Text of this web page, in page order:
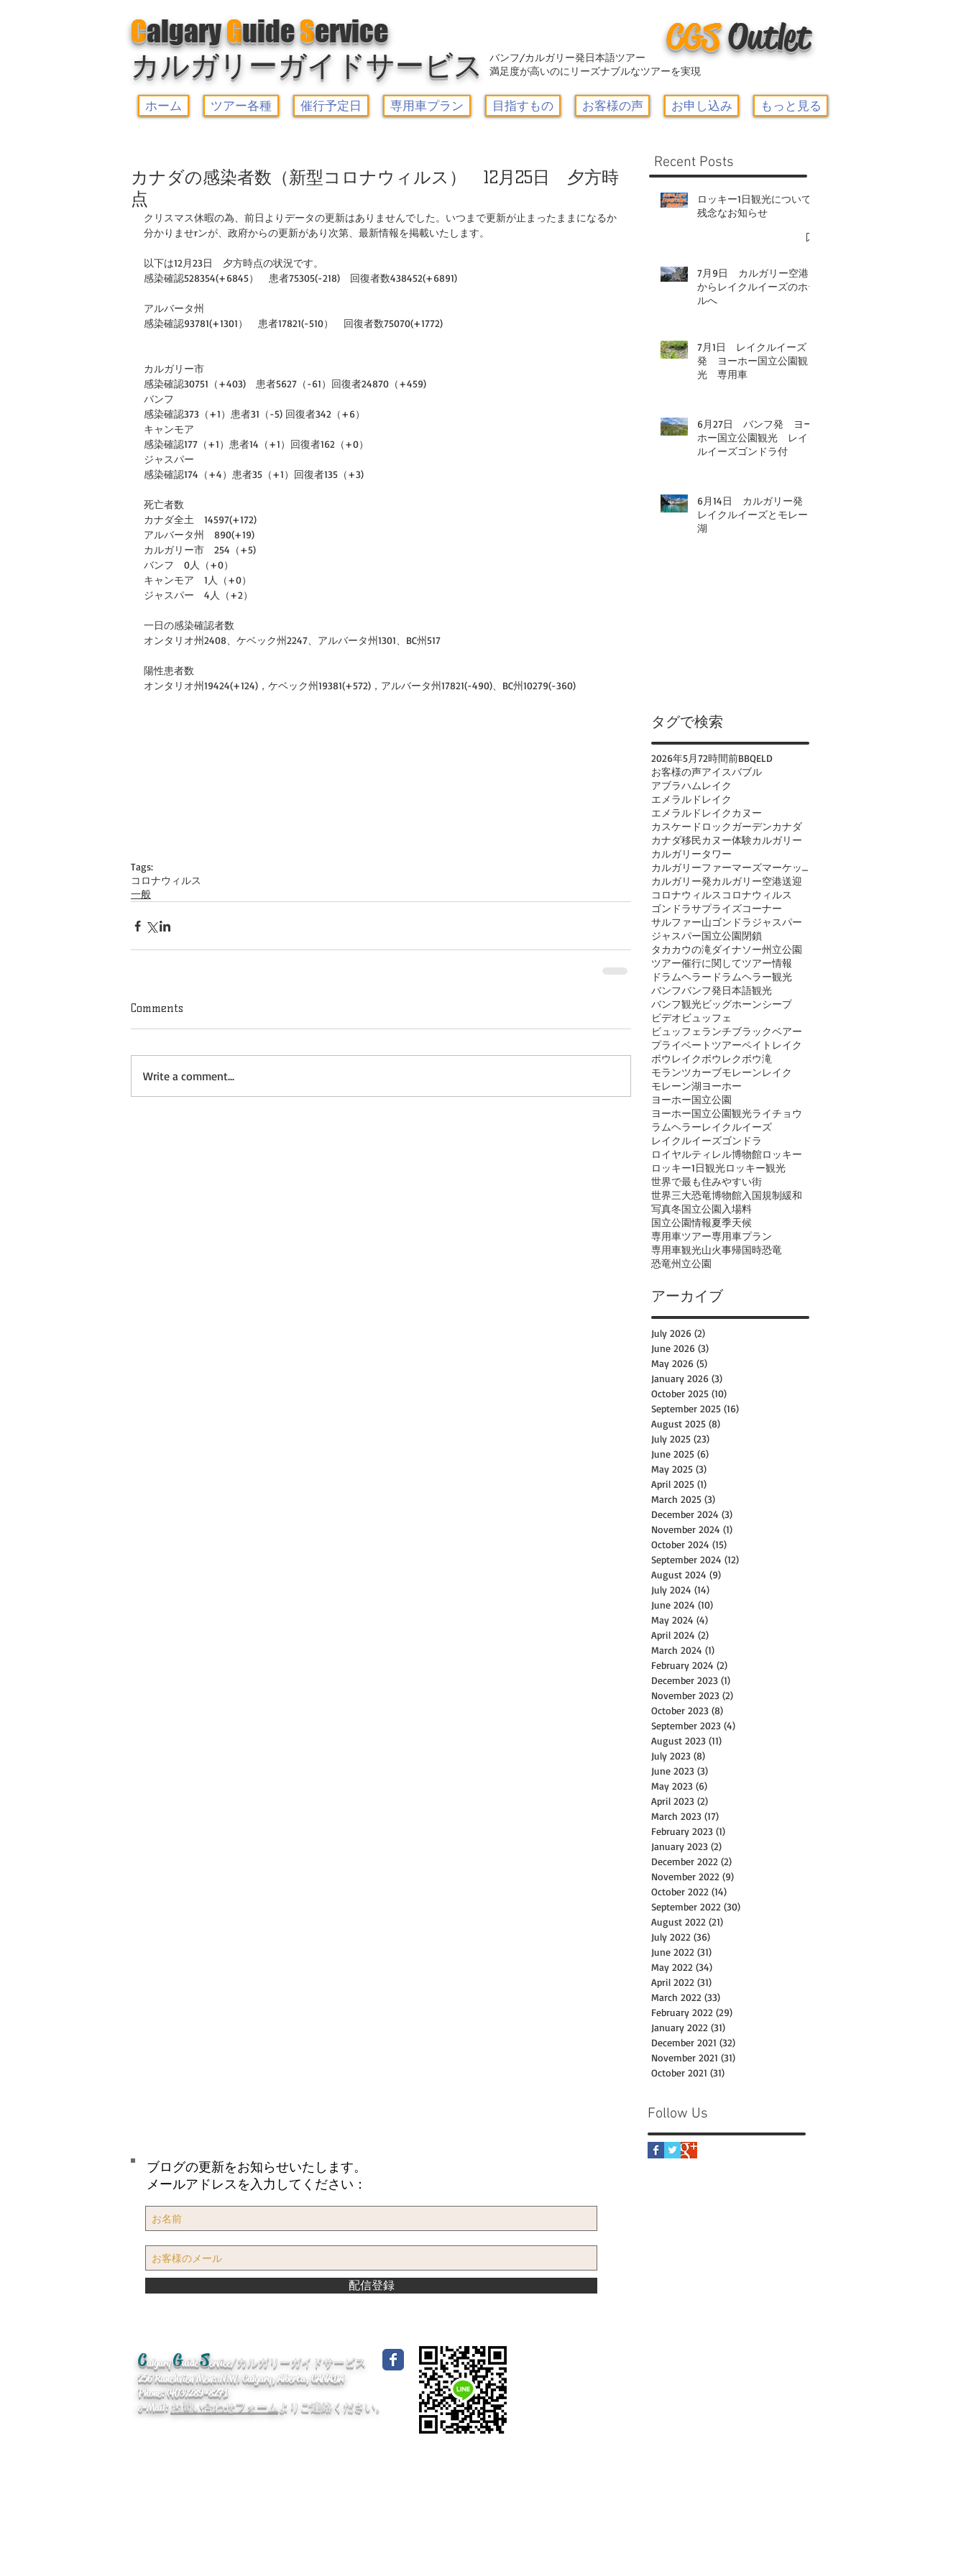
CalgaryGuideService
カルガリーガイドサービス
CGSOutlet
バンフ/カルガリー発日本語ツアー
満足度が高いのにリーズナブルなツアーを実現
ホーム ツアー各種 催行予定日 専用車プラン 目指すもの お客様の声 お申し込み もっと見る
カナダの感染者数（新型コロナウィルス） 12月25日 夕方時
点
クリスマス休暇の為、前日よりデータの更新はありませんでした。いつまで更新が止まったままになるか
分かりませrンが、政府からの更新があり次第、最新情報を掲載いたします。
以下は12月23日　夕方時点の状況です。
感染確認528354(+6845）　患者75305(-218)　回復者数438452(+6891)
アルバータ州
感染確認93781(+1301）　患者17821(-510）　回復者数75070(+1772)
カルガリー市
感染確認30751（+403)　患者5627（-61）回復者24870（+459)
バンフ
感染確認373（+1）患者31（-5) 回復者342（+6）
キャンモア
感染確認177（+1）患者14（+1）回復者162（+0）
ジャスパー
感染確認174（+4）患者35（+1）回復者135（+3)
死亡者数
カナダ全土　14597(+172)
アルバータ州　890(+19)
カルガリー市　254（+5)
バンフ　0人（+0）
キャンモア　1人（+0）
ジャスパー　4人（+2）
一日の感染確認者数
オンタリオ州2408、ケベック州2247、アルバータ州1301、BC州517
陽性患者数
オンタリオ州19424(+124)，ケベック州19381(+572)，アルバータ州17821(-490)、BC州10279(-360)
Tags:
コロナウィルス
一般
Comments
Write a comment...
Recent Posts
ロッキー1日観光について-
残念なお知らせ
7月9日 カルガリー空港
からレイクルイーズのホテ
ルへ
7月1日 レイクルイーズ
発 ヨーホー国立公園観
光 専用車
6月27日 バンフ発 ヨー
ホー国立公園観光 レイク
ルイーズゴンドラ付
6月14日 カルガリー発
レイクルイーズとモレーン
湖
タグで検索
2026年5月72時間前BBQELD
お客様の声アイスバブル
アブラハムレイク
エメラルドレイク
エメラルドレイクカヌー
カスケードロックガーデンカナダ
カナダ移民カヌー体験カルガリー
カルガリータワー
カルガリーファーマーズマーケット
カルガリー発カルガリー空港送迎
コロナウィルス コロナウィルス
ゴンドラサプライズコーナー
サルファー山ゴンドラジャスパー
ジャスパー国立公園閉鎖
タカカウの滝ダイナソー州立公園
ツアー催行に関してツアー情報
ドラムヘラー ドラムヘラー観光
バンフバンフ発日本語観光
バンフ観光ビッグホーンシープ
ビデオビュッフェ
ビュッフェランチブラックベアー
プライベートツアーペイトレイク
ボウレイクボウレクボウ滝
モランツカーブモレーンレイク
モレーン湖ヨーホー
ヨーホー国立公園
ヨーホー国立公園観光ライチョウ
ラムヘラーレイクルイーズ
レイクルイーズゴンドラ
ロイヤルティレル博物館ロッキー
ロッキー1日観光ロッキー観光
世界で最も住みやすい街
世界三大恐竜博物館入国規制緩和
写真冬国立公園入場料
国立公園情報夏季天候
専用車ツアー専用車プラン
専用車観光山火事帰国時恐竜
恐竜州立公園
アーカイブ
July 2026 (2)
June 2026 (3)
May 2026 (5)
January 2026 (3)
October 2025 (10)
September 2025 (16)
August 2025 (8)
July 2025 (23)
June 2025 (6)
May 2025 (3)
April 2025 (1)
March 2025 (3)
December 2024 (3)
November 2024 (1)
October 2024 (15)
September 2024 (12)
August 2024 (9)
July 2024 (14)
June 2024 (10)
May 2024 (4)
April 2024 (2)
March 2024 (1)
February 2024 (2)
December 2023 (1)
November 2023 (2)
October 2023 (8)
September 2023 (4)
August 2023 (11)
July 2023 (8)
June 2023 (3)
May 2023 (6)
April 2023 (2)
March 2023 (17)
February 2023 (1)
January 2023 (2)
December 2022 (2)
November 2022 (9)
October 2022 (14)
September 2022 (30)
August 2022 (21)
July 2022 (36)
June 2022 (31)
May 2022 (34)
April 2022 (31)
March 2022 (33)
February 2022 (29)
January 2022 (31)
December 2021 (32)
November 2021 (31)
October 2021 (31)
Follow Us
ブログの更新をお知らせいたします。
メールアドレスを入力してください：
配信登録
CalgaryGuideService/カルガリーガイドサービス
256 Ranchview Mews. N.W. Calgary, Alberta, CANADA
Phone: (403)289-8271
e-Mail:お問い合わせフォームよりご連絡ください。